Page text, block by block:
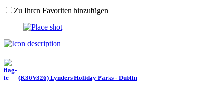
Zu Ihren Favoriten hinzufügen
(K36V326) Lynders Holiday Parks - Dublin